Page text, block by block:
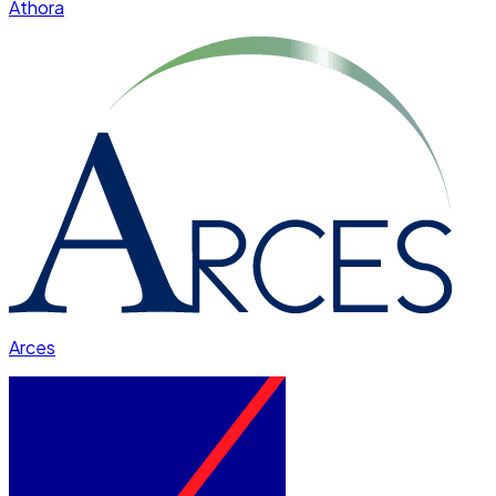
Athora
Arces